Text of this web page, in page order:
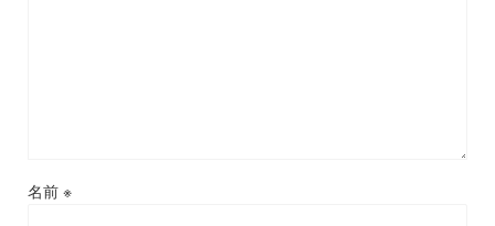
名前 ※